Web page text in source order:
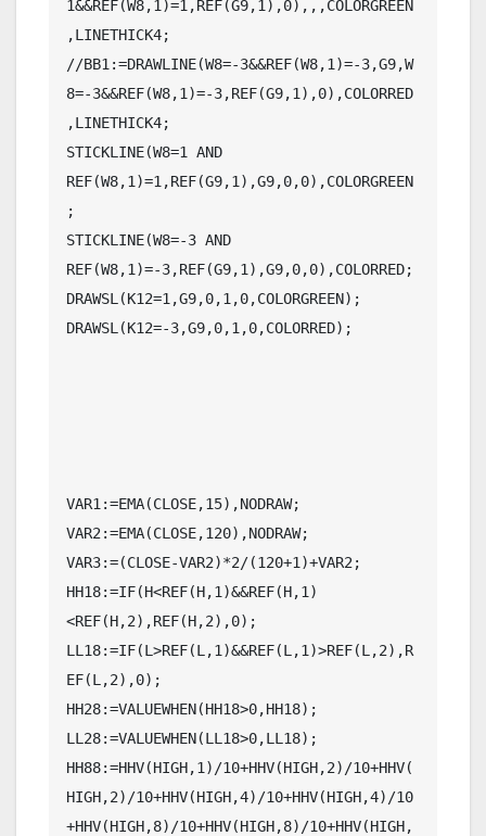
1&&REF(W8,1)=1,REF(G9,1),0),,,COLORGREEN
,LINETHICK4;
//BB1:=DRAWLINE(W8=-3&&REF(W8,1)=-3,G9,W
8=-3&&REF(W8,1)=-3,REF(G9,1),0),COLORRED
,LINETHICK4;
STICKLINE(W8=1 AND
REF(W8,1)=1,REF(G9,1),G9,0,0),COLORGREEN
;
STICKLINE(W8=-3 AND
REF(W8,1)=-3,REF(G9,1),G9,0,0),COLORRED;
DRAWSL(K12=1,G9,0,1,0,COLORGREEN);
DRAWSL(K12=-3,G9,0,1,0,COLORRED);
VAR1:=EMA(CLOSE,15),NODRAW;
VAR2:=EMA(CLOSE,120),NODRAW;
VAR3:=(CLOSE-VAR2)*2/(120+1)+VAR2;
HH18:=IF(H<REF(H,1)&&REF(H,1)
<REF(H,2),REF(H,2),0);
LL18:=IF(L>REF(L,1)&&REF(L,1)>REF(L,2),R
EF(L,2),0);
HH28:=VALUEWHEN(HH18>0,HH18);
LL28:=VALUEWHEN(LL18>0,LL18);
HH88:=HHV(HIGH,1)/10+HHV(HIGH,2)/10+HHV(
HIGH,2)/10+HHV(HIGH,4)/10+HHV(HIGH,4)/10
+HHV(HIGH,8)/10+HHV(HIGH,8)/10+HHV(HIGH,